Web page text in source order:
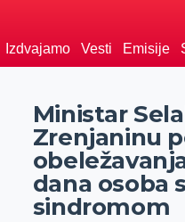
Izdvajamo Vesti Emisije
Ministar
Zrenjaninu
dana osoba
sindromom